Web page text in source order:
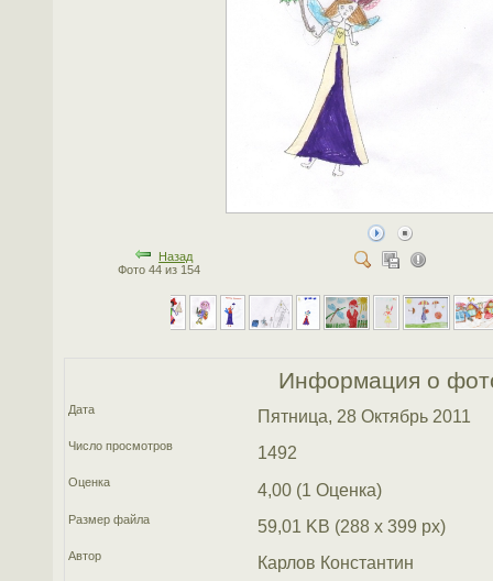
Назад
Фото 44 из 154
Информация о
Дата Пятница, 28 Октябрь 2011
Число просмотров 1492
Оценка 4,00 (1 Оценка)
Размер файла 59,01 KB (288 x 399 px)
Автор Карлов Константин